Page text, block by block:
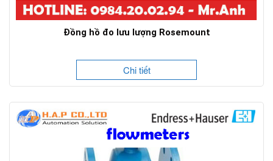
Đồng hồ đo lưu lượng Rosemount
Chi tiết